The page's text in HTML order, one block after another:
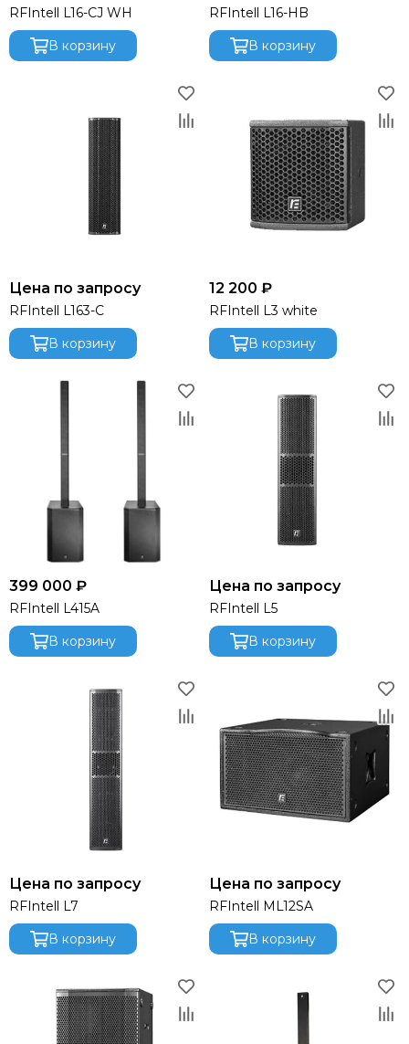
RFIntell L16-CJ WH
В корзину
RFIntell L16-HB
В корзину
Цена по запросу
RFIntell L163-C
В корзину
12 200 ₽
RFIntell L3 white
В корзину
399 000 ₽
RFIntell L415A
В корзину
Цена по запросу
RFIntell L5
В корзину
Цена по запросу
RFIntell L7
В корзину
Цена по запросу
RFIntell ML12SA
В корзину